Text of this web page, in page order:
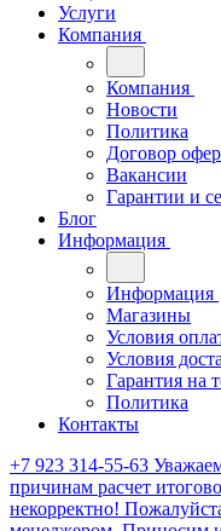
Услуги
Компания
Компания
Новости
Политика
Договор
Вакансии
Гарантии и
Блог
Информация
Информация
Магазины
Условия
Условия
Гарантия на
Политика
Контакты
+7 923 314-55-63
причинам расчет
некорректно!